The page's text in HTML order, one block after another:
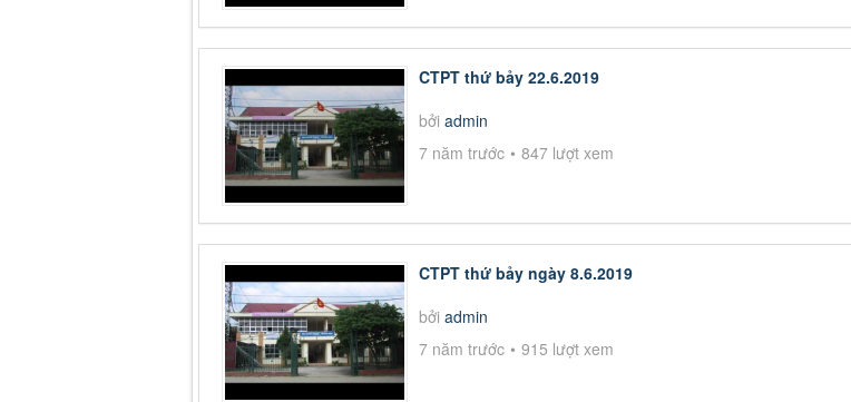
CTPT thứ bảy 22.6.2019
bởi admin
7 năm trước
847 lượt xem
CTPT thứ bảy ngày 8.6.2019
bởi admin
7 năm trước
915 lượt xem